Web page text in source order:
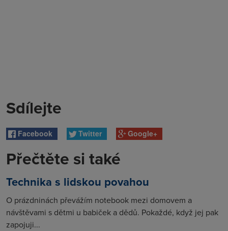
Sdílejte
Facebook Twitter Google+
Přečtěte si také
Technika s lidskou povahou
O prázdninách převážím notebook mezi domovem a
návštěvami s dětmi u babiček a dědů. Pokaždé, když jej pak
zapojuji...